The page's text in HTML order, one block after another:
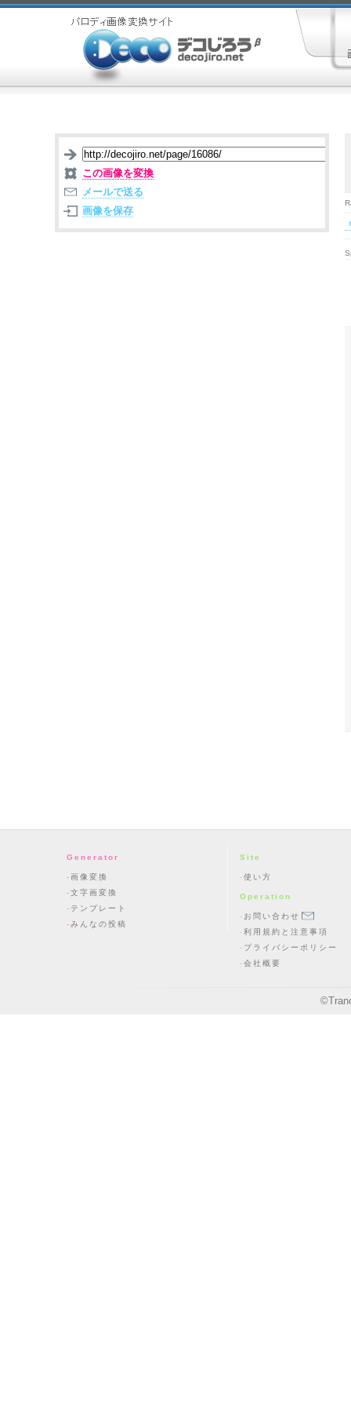
この画像を変換
メールで送る
画像を保存
Generator
画像変換
文字画変換
テンプレート
みんなの投稿
Site
使い方
Operation
お問い合わせ
利用規約と注意事項
プライバシーポリシー
会社概要
©